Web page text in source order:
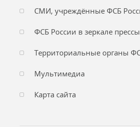
СМИ, учреждённые ФСБ
ФСБ России в зеркале прессы
Территориальные органы
Мультимедиа
Карта сайта